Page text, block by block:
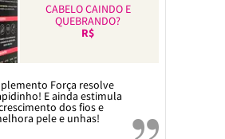
CABELO CAINDO E
QUEBRANDO?
R$
Força resolve
E ainda estimula
dos fios e
pele e unhas!